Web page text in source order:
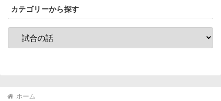
カテゴリーから探す
ホーム